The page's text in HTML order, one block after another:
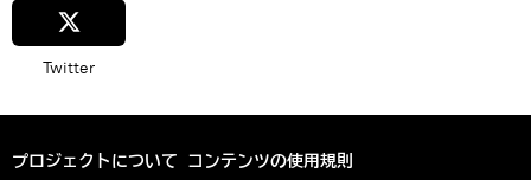
Twitter
プロジェクトについて コンテンツの使用規則